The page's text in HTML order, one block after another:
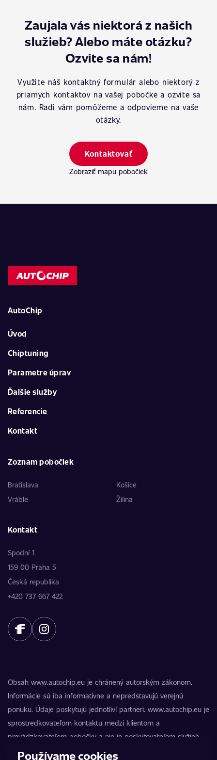
Zaujala vás niektorá z našich
služieb? Alebo máte otázku?
Ozvite sa nám!
Využite náš kontaktný formulár alebo niektorý z
priamych kontaktov na vašej pobočke a ozvite sa
nám. Radi vám pomôžeme a odpovieme na vaše
otázky.
Kontaktovať
Zobraziť mapu pobočiek
AutoChip
Úvod
Chiptuning
Parametre úprav
Ďalšie služby
Referencie
Kontakt
Zoznam pobočiek
Bratislava
Košice
Vráble
Žilina
Kontakt
Spodní 1
159 00 Praha 5
Česká republika
+420 737 667 422
Obsah www.autochip.eu je chránený autorským zákonom.
Informácie sú iba informatívne a nepredstavujú verejnú
ponuku. Údaje poskytujú jednotliví partneri. www.autochip.eu je
sprostredkovateľom kontaktu medzi klientom a
prevádzkovateľom pobočky a nie je poskytovateľom služieb.
AutoChip® je registrovaná ochranná známka Petra Kučeru.
Používame cookies